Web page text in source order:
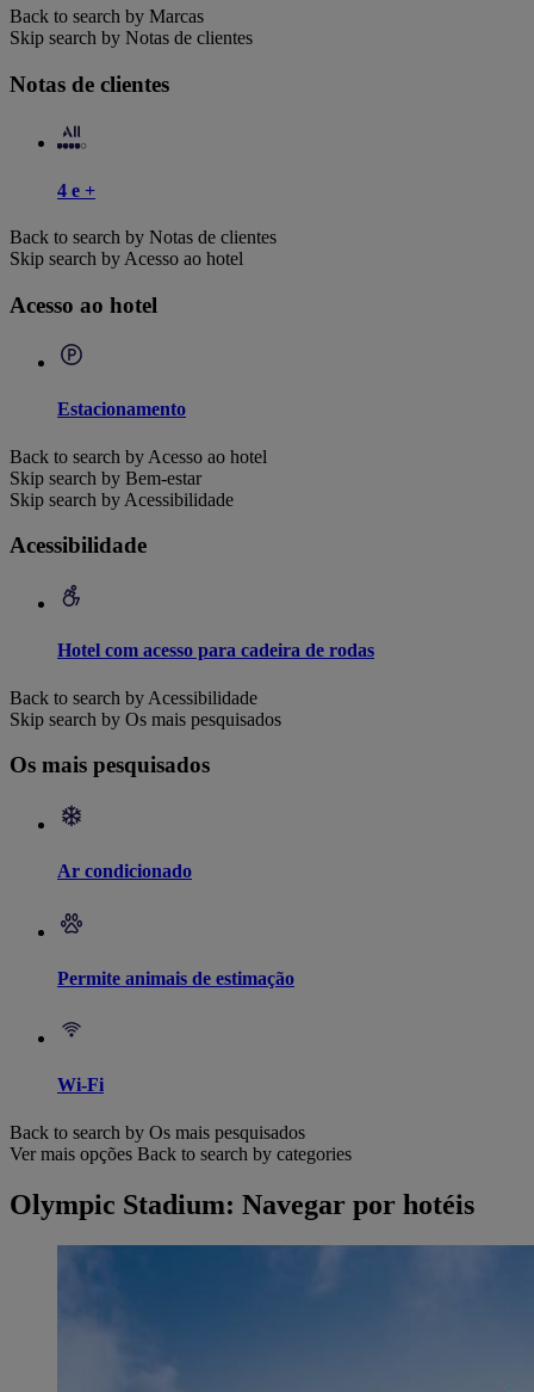
Back to search by Marcas
Skip search by Notas de clientes
Notas de clientes
4 e +
Back to search by Notas de clientes
Skip search by Acesso ao hotel
Acesso ao hotel
Estacionamento
Back to search by Acesso ao hotel
Skip search by Bem-estar
Skip search by Acessibilidade
Acessibilidade
Hotel com acesso para cadeira de rodas
Back to search by Acessibilidade
Skip search by Os mais pesquisados
Os mais pesquisados
Ar condicionado
Permite animais de estimação
Wi-Fi
Back to search by Os mais pesquisados
Ver mais opções Back to search by categories
Olympic Stadium: Navegar por hotéis